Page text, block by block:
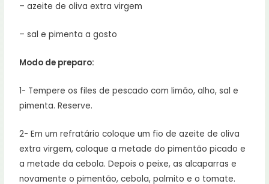
– azeite de oliva extra virgem
– sal e pimenta a gosto
Modo de preparo:
1- Tempere os files de pescado com limão, alho, sal e
pimenta. Reserve.
2- Em um refratário coloque um fio de azeite de oliva
extra virgem, coloque a metade do pimentão picado e
a metade da cebola. Depois o peixe, as alcaparras e
novamente o pimentão, cebola, palmito e o tomate.